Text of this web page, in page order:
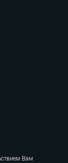
Вам